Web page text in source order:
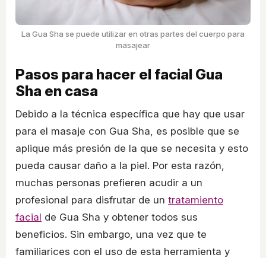
La Gua Sha se puede utilizar en otras partes del cuerpo para
masajear
Pasos para hacer el facial Gua
Sha en casa
Debido a la técnica específica que hay que usar
para el masaje con Gua Sha, es posible que se
aplique más presión de la que se necesita y esto
pueda causar daño a la piel. Por esta razón,
muchas personas prefieren acudir a un
profesional para disfrutar de un tratamiento
facial de Gua Sha y obtener todos sus
beneficios. Sin embargo, una vez que te
familiarices con el uso de esta herramienta y